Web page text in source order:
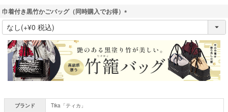
巾着付き黒竹かごバッグ（同時購入でお得）
(
必
)
ブランド
Tika「ティカ」